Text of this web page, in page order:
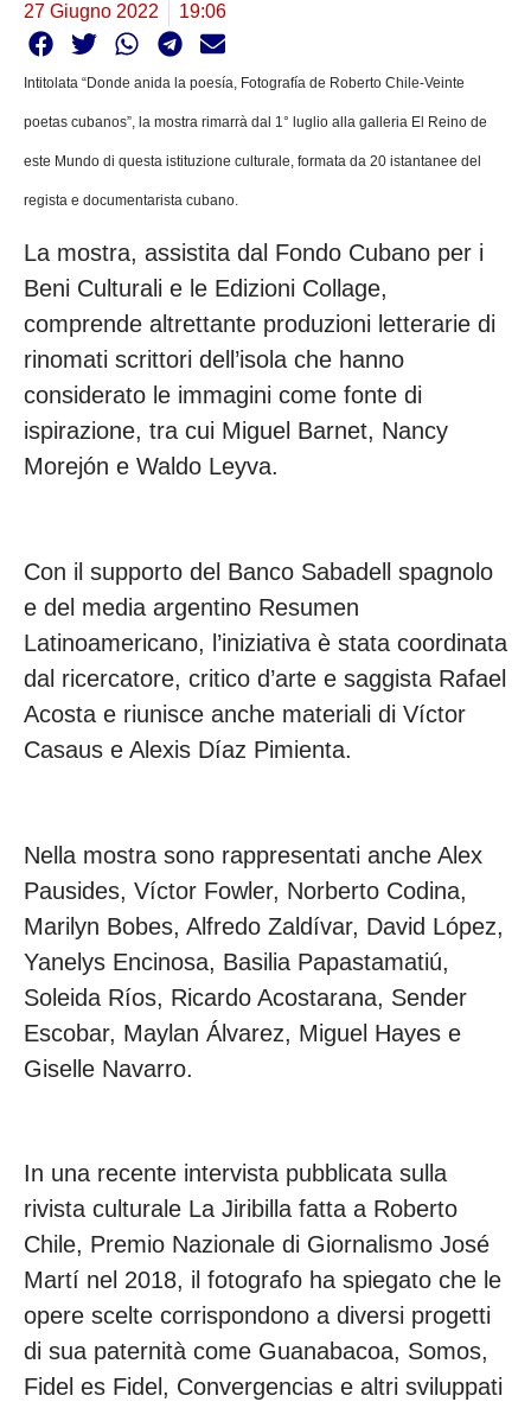
27 Giugno 2022 19:06
Intitolata “Donde anida la poesía, Fotografía de Roberto Chile-Veinte
poetas cubanos”, la mostra rimarrà dal 1° luglio alla galleria El Reino de
este Mundo di questa istituzione culturale, formata da 20 istantanee del
regista e documentarista cubano.
La mostra, assistita dal Fondo Cubano per i
Beni Culturali e le Edizioni Collage,
comprende altrettante produzioni letterarie di
rinomati scrittori dell’isola che hanno
considerato le immagini come fonte di
ispirazione, tra cui Miguel Barnet, Nancy
Morejón e Waldo Leyva.
Con il supporto del Banco Sabadell spagnolo
e del media argentino Resumen
Latinoamericano, l’iniziativa è stata coordinata
dal ricercatore, critico d’arte e saggista Rafael
Acosta e riunisce anche materiali di Víctor
Casaus e Alexis Díaz Pimienta.
Nella mostra sono rappresentati anche Alex
Pausides, Víctor Fowler, Norberto Codina,
Marilyn Bobes, Alfredo Zaldívar, David López,
Yanelys Encinosa, Basilia Papastamatiú,
Soleida Ríos, Ricardo Acostarana, Sender
Escobar, Maylan Álvarez, Miguel Hayes e
Giselle Navarro.
In una recente intervista pubblicata sulla
rivista culturale La Jiribilla fatta a Roberto
Chile, Premio Nazionale di Giornalismo José
Martí nel 2018, il fotografo ha spiegato che le
opere scelte corrispondono a diversi progetti
di sua paternità come Guanabacoa, Somos,
Fidel es Fidel, Convergencias e altri sviluppati